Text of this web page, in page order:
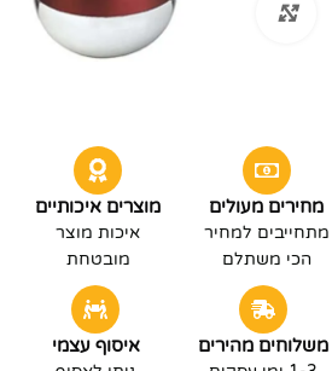
לחץ להגדלה
מחירים מעולים
מתחייבים למחיר
הכי משתלם
מוצרים איכותיים
איכות מוצר
מובטחת
משלוחים מהירים איסוף עצמי